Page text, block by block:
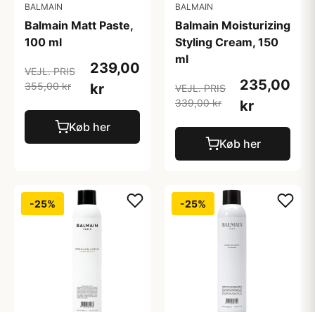
BALMAIN
Balmain Matt Paste,
100 ml
VEJL. PRIS
355,00 kr
239,00
kr
Køb her
BALMAIN
Balmain Moisturizing
Styling Cream, 150
ml
VEJL. PRIS
339,00 kr
235,00
kr
Køb her
-25% -25%